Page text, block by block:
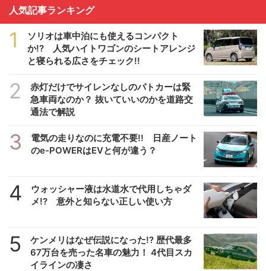
人気記事ランキング
1
ソリオは車中泊にも使えるコンパクト
か!? 人気ハイトワゴンのシートアレンジ
と寝られる広さをチェック!!
2
赤灯だけでサイレンなしのパトカーは緊
急車両なのか？ 抜いていいのかを道路交
通法で解説
3
電気の走りなのに充電不要!! 日産ノート
のe-POWERはEVと何が違う？
4
ウォッシャー液は水道水で代用しちゃダ
メ!? 意外と知らない正しい使い方
5
ケンメリはなぜ伝説になった!? 歴代最多
67万台を売った名車の魅力！ 4代目スカ
イラインの凄さ